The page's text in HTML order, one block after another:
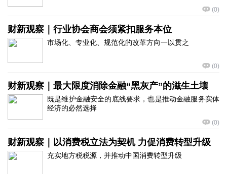
(0)
财新观察｜行业协会商会须紧扣服务本位
市场化、专业化、规范化的改革方向一以贯之
(0)
财新观察｜最大限度消除金融“黑灰产”的滋生土壤
既是维护金融安全的底线要求，也是推动金融服务实体
经济的必然选择
(0)
财新观察｜以消费税立法为契机 力促消费转型升级
充实地方税税源，并推动中国消费转型升级